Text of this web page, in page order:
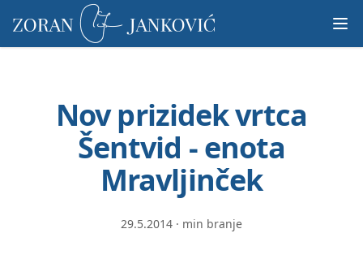
upoštevajte:
To
Nov prizidek vrtca
Šentvid - enota
Mravljinček
29.5.2014 · min branje